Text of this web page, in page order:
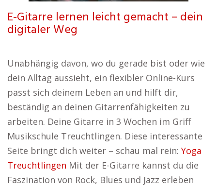
E-Gitarre lernen leicht gemacht – dein
digitaler Weg
Unabhängig davon, wo du gerade bist oder wie
dein Alltag aussieht, ein flexibler Online-Kurs
passt sich deinem Leben an und hilft dir,
beständig an deinen Gitarrenfähigkeiten zu
arbeiten. Deine Gitarre in 3 Wochen im Griff
Musikschule Treuchtlingen. Diese interessante
Seite bringt dich weiter – schau mal rein: Yoga
Treuchtlingen Mit der E-Gitarre kannst du die
Faszination von Rock, Blues und Jazz erleben